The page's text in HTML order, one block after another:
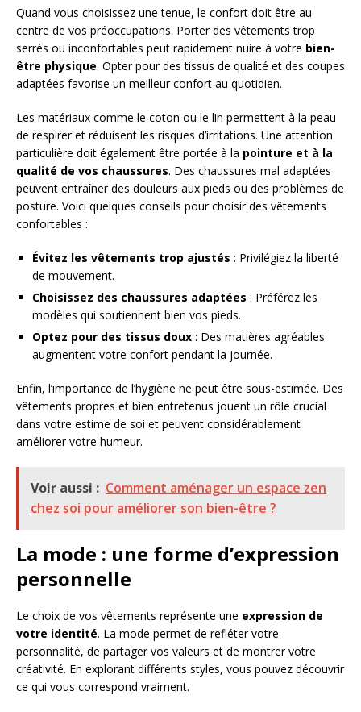
Quand vous choisissez une tenue, le confort doit être au
centre de vos préoccupations. Porter des vêtements trop
serrés ou inconfortables peut rapidement nuire à votre bien-
être physique. Opter pour des tissus de qualité et des coupes
adaptées favorise un meilleur confort au quotidien.
Les matériaux comme le coton ou le lin permettent à la peau
de respirer et réduisent les risques d’irritations. Une attention
particulière doit également être portée à la pointure et à la
qualité de vos chaussures. Des chaussures mal adaptées
peuvent entraîner des douleurs aux pieds ou des problèmes de
posture. Voici quelques conseils pour choisir des vêtements
confortables :
Évitez les vêtements trop ajustés : Privilégiez la liberté
de mouvement.
Choisissez des chaussures adaptées : Préférez les
modèles qui soutiennent bien vos pieds.
Optez pour des tissus doux : Des matières agréables
augmentent votre confort pendant la journée.
Enfin, l’importance de l’hygiène ne peut être sous-estimée. Des
vêtements propres et bien entretenus jouent un rôle crucial
dans votre estime de soi et peuvent considérablement
améliorer votre humeur.
Voir aussi : Comment aménager un espace zen
chez soi pour améliorer son bien-être ?
La mode : une forme d’expression
personnelle
Le choix de vos vêtements représente une expression de
votre identité. La mode permet de refléter votre
personnalité, de partager vos valeurs et de montrer votre
créativité. En explorant différents styles, vous pouvez découvrir
ce qui vous correspond vraiment.